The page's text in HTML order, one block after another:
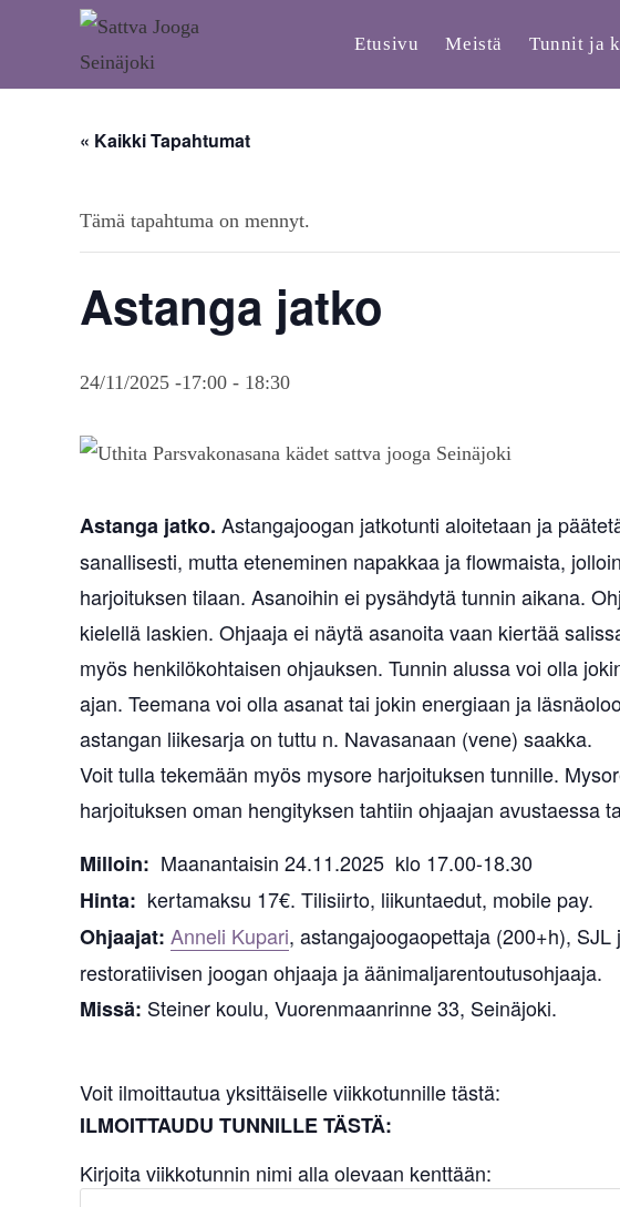
Etusivu Meistä Tunnit ja
« Kaikki Tapahtumat
Tämä tapahtuma on mennyt.
Astanga jatko
24/11/2025 -17:00 - 18:30
Astanga jatko. Astangajoogan jatkotunti aloitetaan ja
sanallisesti, mutta eteneminen napakkaa ja flowmaista,
harjoituksen tilaan. Asanoihin ei pysähdytä tunnin aikana.
kielellä laskien. Ohjaaja ei näytä asanoita vaan kiertää
myös henkilökohtaisen ohjauksen. Tunnin alussa voi olla
ajan. Teemana voi olla asanat tai jokin energiaan ja
astangan liikesarja on tuttu n. Navasanaan (vene) saakka.
Voit tulla tekemään myös mysore harjoituksen tunnille.
harjoituksen oman hengityksen tahtiin ohjaajan avustaessa
Milloin: Maanantaisin 24.11.2025 klo 17.00-18.30
Hinta: kertamaksu 17€. Tilisiirto, liikuntaedut, mobile pay.
Ohjaajat: Anneli Kupari, astangajoogaopettaja (200+h),
restoratiivisen joogan ohjaaja ja äänimaljarentoutusohjaaja.
Missä: Steiner koulu, Vuorenmaanrinne 33, Seinäjoki.
Voit ilmoittautua yksittäiselle viikkotunnille tästä:
ILMOITTAUDU TUNNILLE TÄSTÄ:
Kirjoita viikkotunnin nimi alla olevaan kenttään: